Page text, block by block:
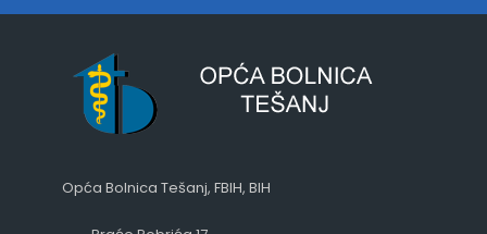
Opća Bolnica Tešanj, FBIH, BIH